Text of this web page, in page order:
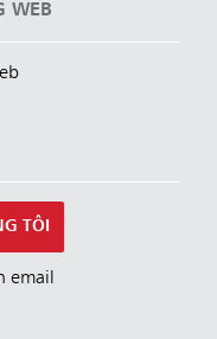
WEB
TÔI
email